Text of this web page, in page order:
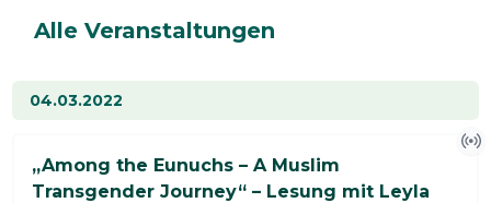
Alle Veranstaltungen
04.03.2022
„Among the Eunuchs – A Muslim
Transgender Journey“ – Lesung mit Leyla